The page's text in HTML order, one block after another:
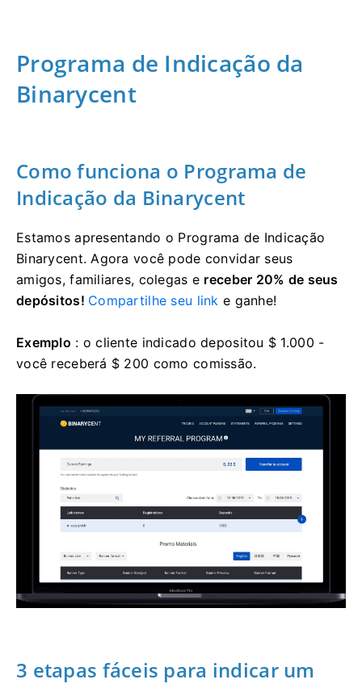
Programa de Indicação da
Binarycent
Como funciona o Programa de
Indicação da Binarycent
Estamos apresentando o Programa de Indicação
Binarycent.Agora você pode convidar seus
amigos, familiares, colegas e receber 20% de seus
depósitos! Compartilhe seu link e ganhe!
Exemplo : o cliente indicado depositou $ 1.000 -
você receberá $ 200 como comissão.
3 etapas fáceis para indicar um